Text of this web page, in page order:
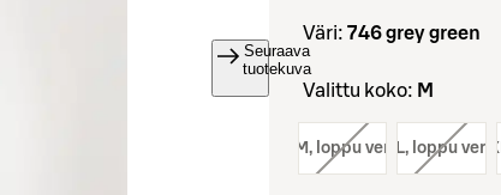
Seuraava
tuotekuva
väri: 746 grey green
Valittu koko: M
M, loppu verkosta
koko: L, loppukoko: